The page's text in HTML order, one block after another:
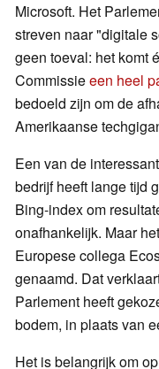
Microsoft. Het
streven naar "digitale
geen toeval: het komt
Commissieeen heel
bedoeld zijn om de
Amerikaanse
Een van de
bedrijf heeft lange tijd
Bing-index om
onafhankelijk. Maar
Europese collega
genaamd. Dat
Parlement heeft
bodem, in plaats van
Het is belangrijk om